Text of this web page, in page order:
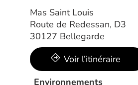
Mas Saint Louis
Route de Redessan, D3
30127 Bellegarde
Voir l’itinéraire
Environnements